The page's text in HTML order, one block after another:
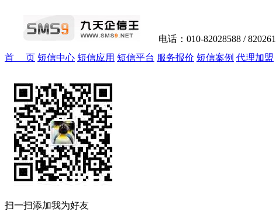
电话：010-82028588 /
首 页 短信中心 短信应用 短信平台 服务报价 短信案例 代理加盟
扫一扫添加我为好友